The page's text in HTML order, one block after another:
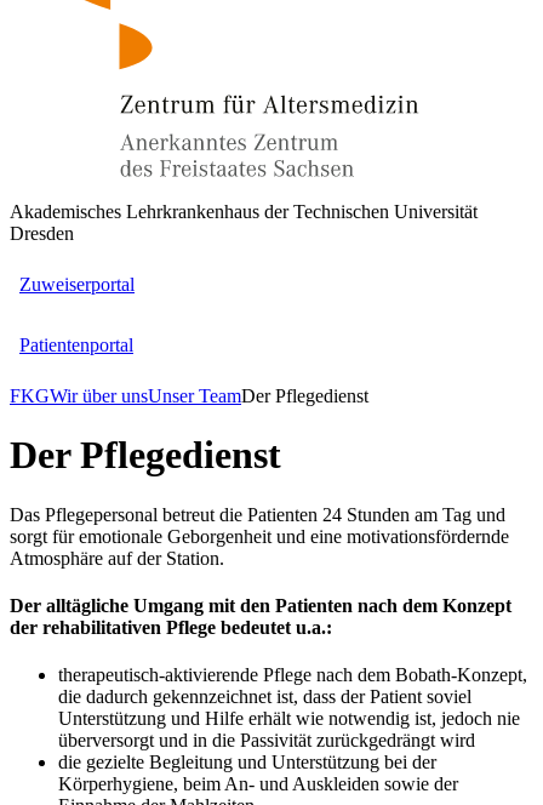
Akademisches Lehrkrankenhaus der Technischen Universität
Dresden
Zuweiserportal
Patientenportal
FKGWir über unsUnser TeamDer Pflegedienst
Der Pflegedienst
Das Pflegepersonal betreut die Patienten 24 Stunden am Tag und
sorgt für emotionale Geborgenheit und eine motivationsfördernde
Atmosphäre auf der Station.
Der alltägliche Umgang mit den Patienten nach dem Konzept
der rehabilitativen Pflege bedeutet u.a.:
therapeutisch-aktivierende Pflege nach dem Bobath-Konzept,
die dadurch gekennzeichnet ist, dass der Patient soviel
Unterstützung und Hilfe erhält wie notwendig ist, jedoch nie
überversorgt und in die Passivität zurückgedrängt wird
die gezielte Begleitung und Unterstützung bei der
Körperhygiene, beim An- und Auskleiden sowie der